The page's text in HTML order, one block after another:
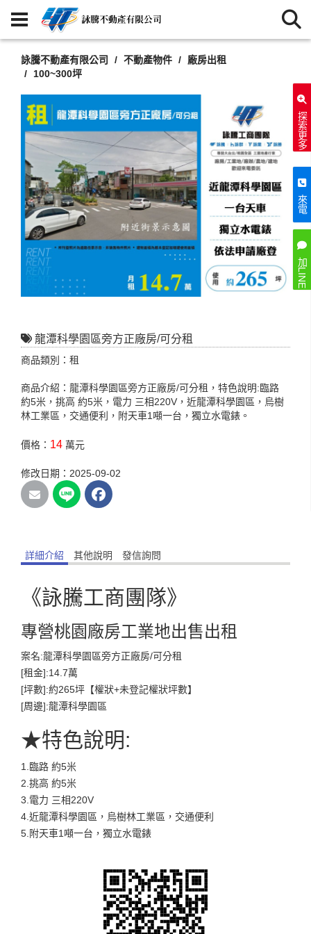
探索更多
來電
加LINE
詠騰不動產有限公司 不動產物件
廠房出租
100~300坪
龍潭科學園區旁方正廠房/可分租
商品類別：租
商品介紹：龍潭科學園區旁方正廠房/可分租，特色說明:臨路
約5米，挑高 約5米，電力 三相220V，近龍潭科學園區，烏樹
林工業區，交通便利，附天車1噸一台，獨立水電錶。
價格： 14 萬元
修改日期：2025-09-02
詳細介紹 其他說明 發信詢問
《詠騰工商團隊》
專營桃園廠房工業地出售出租
案名:龍潭科學園區旁方正廠房/可分租
[租金]:14.7萬
[坪數]:約265坪【權狀+未登記權狀坪數】
[周邊]:龍潭科學園區
★特色說明:
1.臨路 約5米
2.挑高 約5米
3.電力 三相220V
4.近龍潭科學園區，烏樹林工業區，交通便利
5.附天車1噸一台，獨立水電錶